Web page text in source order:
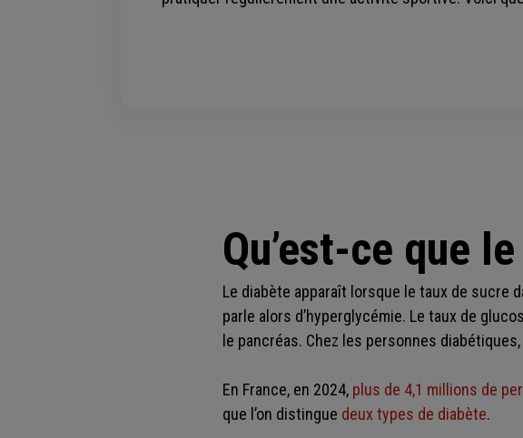
Qu’est-ce que
Le diabète apparaît lorsque le taux de sucre
parle alors d’hyperglycémie. Le taux de
le pancréas. Chez les personnes
En France, en 2024, plus de 4,1 millions de
que l’on distingue deux types de diabète.